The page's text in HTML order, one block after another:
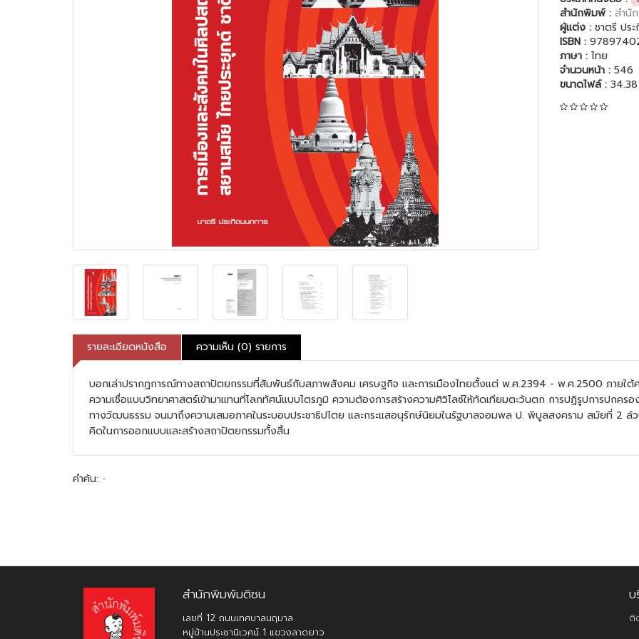
สำนักพิมพ์ : สำนั
ผู้แต่ง : ชาตรี ปร
ISBN :
ภาษา : ไทย
จำนวนหน้า : 546
ขนาดไฟล์ :
รายละเอียดหนังสือ ความเห็น (0) รายการ
บอกเล่าปรากฏการณ์ทางสถาปัตยกรรมที่สัมพันธ์กับสภาพสังคม เศรษฐกิจ และการเมืองไทยตั้งแต่ พ.ศ.2394 - พ.ศ.2500 ภายใ
ความเชื่อแบบวิทยาศาสตร์เข้ามาแทนที่โลกทัศน์แบบไตรภูมิ ความต้องการสร้างความศิวิไลซ์ให้ทัดเทียมตะวันตก การปฏิรูปการป
ทางวัฒนธรรม จนมาถึงความเสมอภาคในระบอบประชาธิปไตย และกระแสอนุรักษ์นิยมในรัฐบาลจอมพล ป. พิบูลสงคราม สมัยที่ 2
คิดในการออกแบบและสร้างสถาปัตยกรรมทั้งสิ้น
คำค้น: -
สำนักพิมพ์มติชน
เลขที่ 12 ถนนเทศบาลนฤมาล
หมู่บ้านประชานิเวศน์ 1 แขวงลาดยาว
บ
ติ